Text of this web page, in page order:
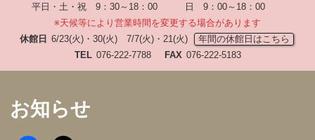
平日・土・祝 9：30～18：00 日 9：00～18：00
※天候等により営業時間を変更する場合があります
休館日 6/23(火)・30(火) 7/7(火)・21(火)
年間の休館日はこちら
TEL 076-222-7788 FAX 076-222-5183
お知らせ